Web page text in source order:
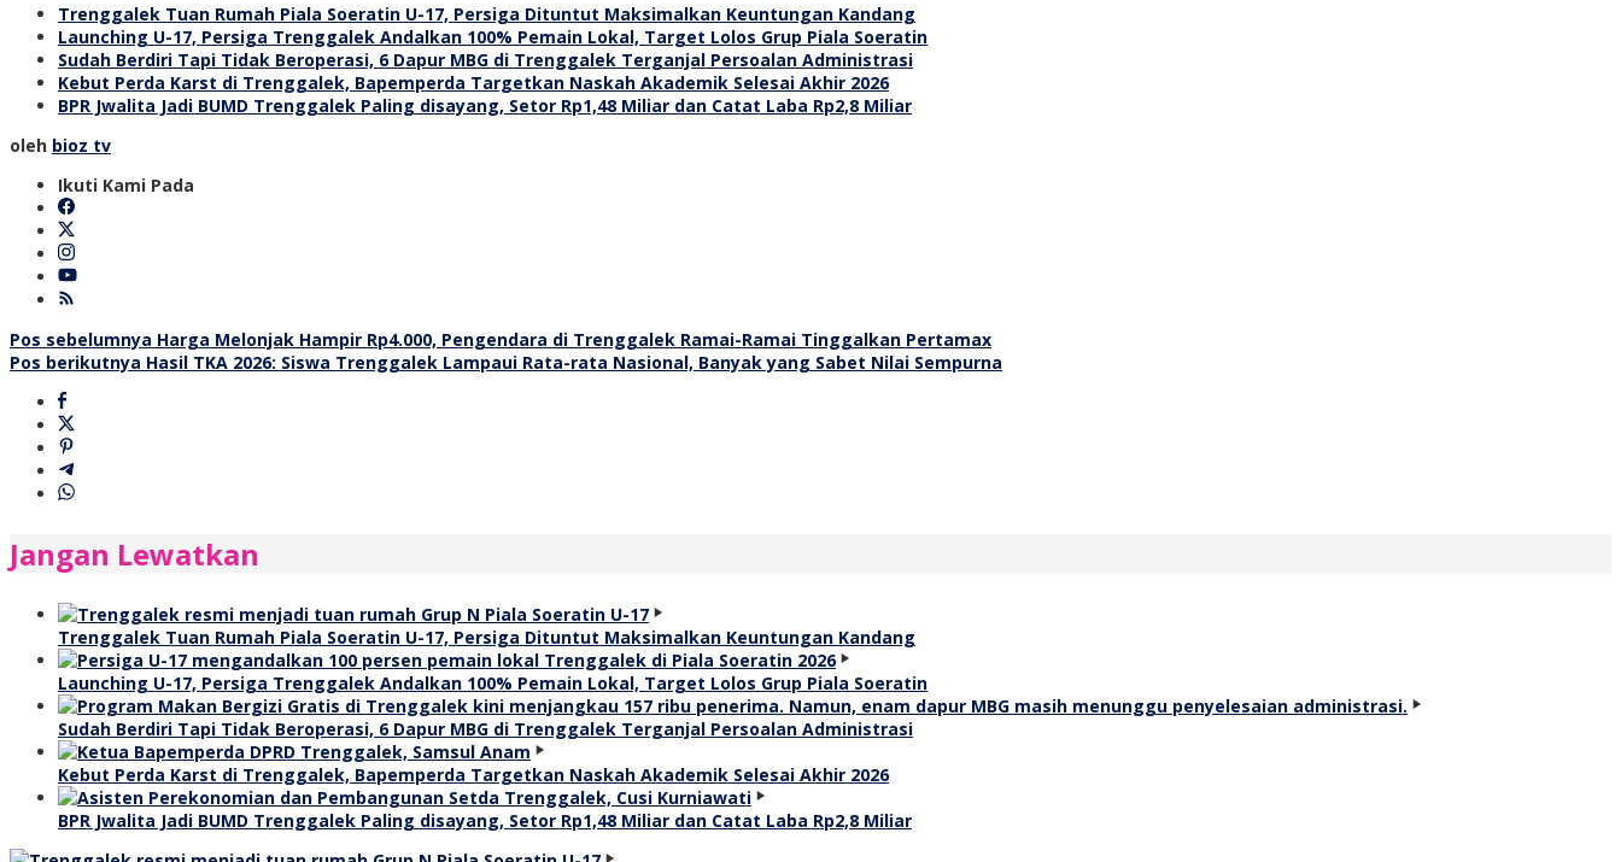
Trenggalek Tuan Rumah Piala Soeratin U-17, Persiga Dituntut Maksimalkan Keuntungan Kandang
Launching U-17, Persiga Trenggalek Andalkan 100% Pemain Lokal, Target Lolos Grup Piala Soeratin
Sudah Berdiri Tapi Tidak Beroperasi, 6 Dapur MBG di Trenggalek Terganjal Persoalan Administrasi
Kebut Perda Karst di Trenggalek, Bapemperda Targetkan Naskah Akademik Selesai Akhir 2026
BPR Jwalita Jadi BUMD Trenggalek Paling disayang, Setor Rp1,48 Miliar dan Catat Laba Rp2,8 Miliar
oleh bioz tv
Ikuti Kami Pada
Navigasi
pos
Pos sebelumnya Harga Melonjak Hampir Rp4.000, Pengendara di Trenggalek Ramai-Ramai Tinggalkan Pertamax
Pos berikutnya Hasil TKA 2026: Siswa Trenggalek Lampaui Rata-rata Nasional, Banyak yang Sabet Nilai Sempurna
Jangan Lewatkan
Trenggalek Tuan Rumah Piala Soeratin U-17, Persiga Dituntut Maksimalkan Keuntungan Kandang
Launching U-17, Persiga Trenggalek Andalkan 100% Pemain Lokal, Target Lolos Grup Piala Soeratin
Sudah Berdiri Tapi Tidak Beroperasi, 6 Dapur MBG di Trenggalek Terganjal Persoalan Administrasi
Kebut Perda Karst di Trenggalek, Bapemperda Targetkan Naskah Akademik Selesai Akhir 2026
BPR Jwalita Jadi BUMD Trenggalek Paling disayang, Setor Rp1,48 Miliar dan Catat Laba Rp2,8 Miliar